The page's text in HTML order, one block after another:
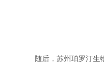
随后，苏州珀罗汀生